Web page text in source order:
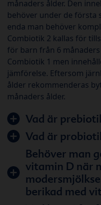
månaders ålder. Den
behöver under de första
enda man behöver
Combiotik 2 kallas för
för barn från 6
Combiotik 1 men
jämförelse. Eftersom
ålder rekommenderas
månaders ålder.
Vad är
Vad är
Behöver man
vitamin D när
berikad med